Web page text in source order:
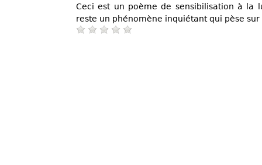
Ceci est un poème de sensibilisation à la
reste un phénomène inquiétant qui pèse